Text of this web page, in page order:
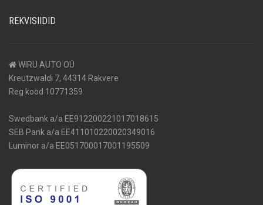
REKVISIIDID
WIRU AUTO OÜ
Kreutzwaldi 7, 44314 Rakvere
Reg kood 10771359
Swedbank a/a EE912200221017018615
SEB Pank a/a EE411010220020349016
Luminor a/a EE051700017001195509